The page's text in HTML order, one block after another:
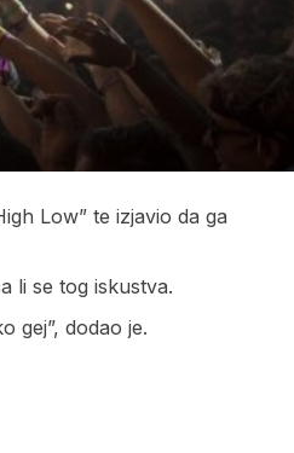
Low” te izjavio da ga
li se tog iskustva.
gej”, dodao je.